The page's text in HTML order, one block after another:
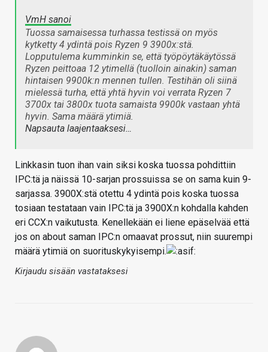
VmH sanoi
Tuossa samaisessa turhassa testissä on myös
kytketty 4 ydintä pois Ryzen 9 3900x:stä.
Lopputulema kumminkin se, että työpöytäkäytössä
Ryzen peittoaa 12 ytimellä (tuolloin ainakin) saman
hintaisen 9900k:n mennen tullen. Testihän oli siinä
mielessä turha, että yhtä hyvin voi verrata Ryzen 7
3700x tai 3800x tuota samaista 9900k vastaan yhtä
hyvin. Sama määrä ytimiä.
Napsauta laajentaaksesi…
Linkkasin tuon ihan vain siksi koska tuossa pohdittiin
IPC:tä ja näissä 10-sarjan prossuissa se on sama kuin 9-
sarjassa. 3900X:stä otettu 4 ydintä pois koska tuossa
tosiaan testataan vain IPC:tä ja 3900X:n kohdalla kahden
eri CCX:n vaikutusta. Kenellekään ei liene epäselvää että
jos on about saman IPC:n omaavat prossut, niin suurempi
määrä ytimiä on suorituskykyisempi.
Kirjaudu sisään vastataksesi